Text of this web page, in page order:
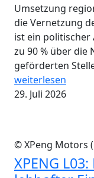
Umsetzung
die Vernetzung
ist ein politischer
zu 90 % über die
geförderten
weiterlesen
29. Juli 2026
© XPeng Motors
XPENG